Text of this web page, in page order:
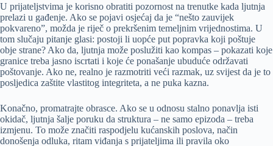
U prijateljstvima je korisno obratiti pozornost na trenutke kada ljutnja
prelazi u gađenje. Ako se pojavi osjećaj da je “nešto zauvijek
pokvareno”, možda je riječ o prekršenim temeljnim vrijednostima. U
tom slučaju pitanje glasi: postoji li uopće put popravka koji poštuje
obje strane? Ako da, ljutnja može poslužiti kao kompas – pokazati koje
granice treba jasno iscrtati i koje će ponašanje ubuduće održavati
poštovanje. Ako ne, realno je razmotriti veći razmak, uz svijest da je to
posljedica zaštite vlastitog integriteta, a ne puka kazna.
Konačno, promatrajte obrasce. Ako se u odnosu stalno ponavlja isti
okidač, ljutnja šalje poruku da struktura – ne samo epizoda – treba
izmjenu. To može značiti raspodjelu kućanskih poslova, način
donošenja odluka, ritam viđanja s prijateljima ili pravila oko